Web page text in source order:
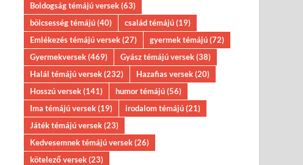
Boldogság témájú versek(63)
bölcsesség témájú(40) család témájú(19)
Emlékezés témájú versek(27) gyermek témájú(72)
Gyermekversek(469) Gyász témájú versek(38)
Halál témájú versek(232) Hazafias versek(20)
Hosszú versek(141) humor témájú(56)
Ima témájú versek(19) irodalom témájú(21)
Játék témájú versek(23)
Kedvesemnek témájú versek(26)
kötelező versek(23)